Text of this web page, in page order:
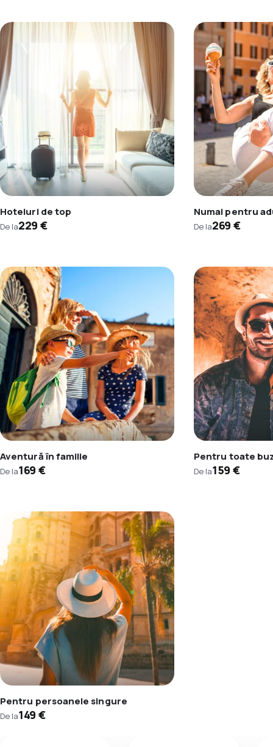
Hoteluri de top
De la229 €
Numai pentru
De la269 €
Aventură în familie
De la169 €
Pentru toate
De la159 €
Pentru persoanele singure
De la149 €